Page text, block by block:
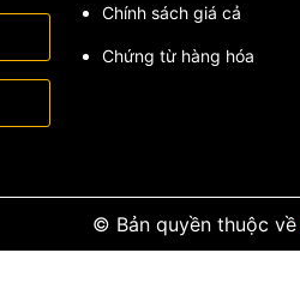
Chính sách giá cả
Chứng từ hàng hóa
© Bản quyền thuộc về